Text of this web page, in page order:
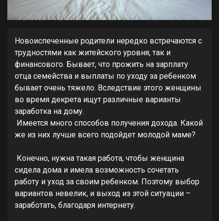
Новоиспеченные родители нередко встречаются с
трудностями как житейского уровня, так и
финансового. Бывает, что прожить на зарплату
отца семейства и выплаты по уходу за ребенком
бывает очень тяжело. Вследствие этого женщины
во время декрета ищут различные варианты
заработка на дому.
Имеется много способов получения дохода. Какой
же из них лучше всего подойдет молодой маме?
Конечно, нужна такая работа, чтобы женщина
сидела дома и имела возможность сочетать
работу и уход за своим ребенком. Поэтому выбор
вариантов невелик, и выход из этой ситуации –
заработать, благодаря интернету.